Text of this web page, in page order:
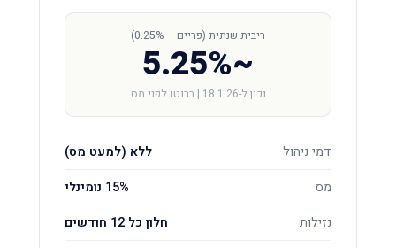
ריבית שנתית (פריים – 0.25%)
~5.25%
נכון ל-18.1.26 | ברוטו לפני מס
דמי ניהול
ללא (למעט מס)
מס
15% נומינלי
נזילות
חלון כל 12 חודשים